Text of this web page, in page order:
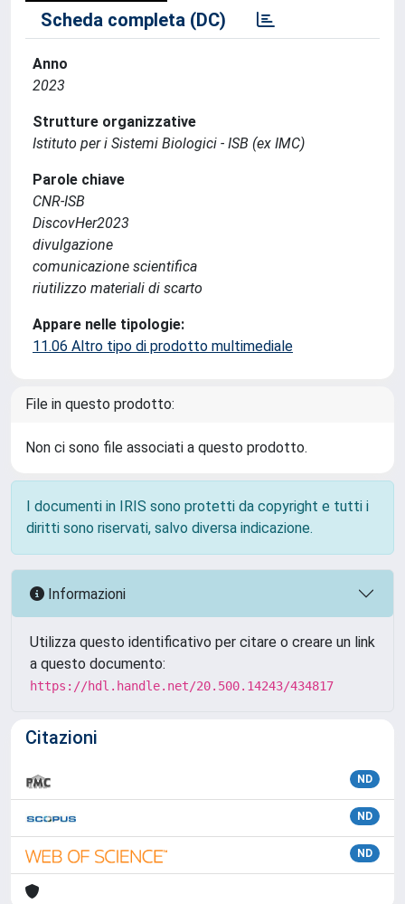
Scheda completa (DC)
Anno
2023
Strutture organizzative
Istituto per i Sistemi Biologici - ISB (ex IMC)
Parole chiave
CNR-ISB
DiscovHer2023
divulgazione
comunicazione scientifica
riutilizzo materiali di scarto
Appare nelle tipologie:
11.06 Altro tipo di prodotto multimediale
File in questo prodotto:
Non ci sono file associati a questo prodotto.
I documenti in IRIS sono protetti da copyright e tutti i
diritti sono riservati, salvo diversa indicazione.
Informazioni
Utilizza questo identificativo per citare o creare un link
a questo documento:
https://hdl.handle.net/20.500.14243/434817
Citazioni
ND
ND
ND